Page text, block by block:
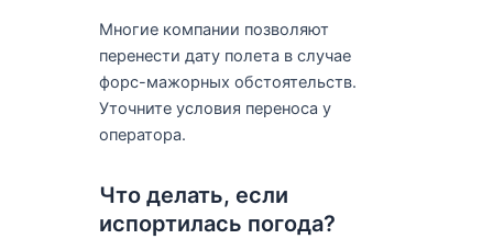
Многие компании позволяют
перенести дату полета в случае
форс-мажорных обстоятельств.
Уточните условия переноса у
оператора.
Что делать, если
испортилась погода?